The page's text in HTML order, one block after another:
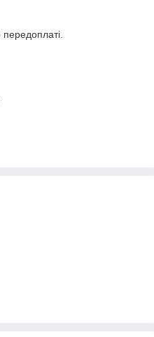
передоплаті.